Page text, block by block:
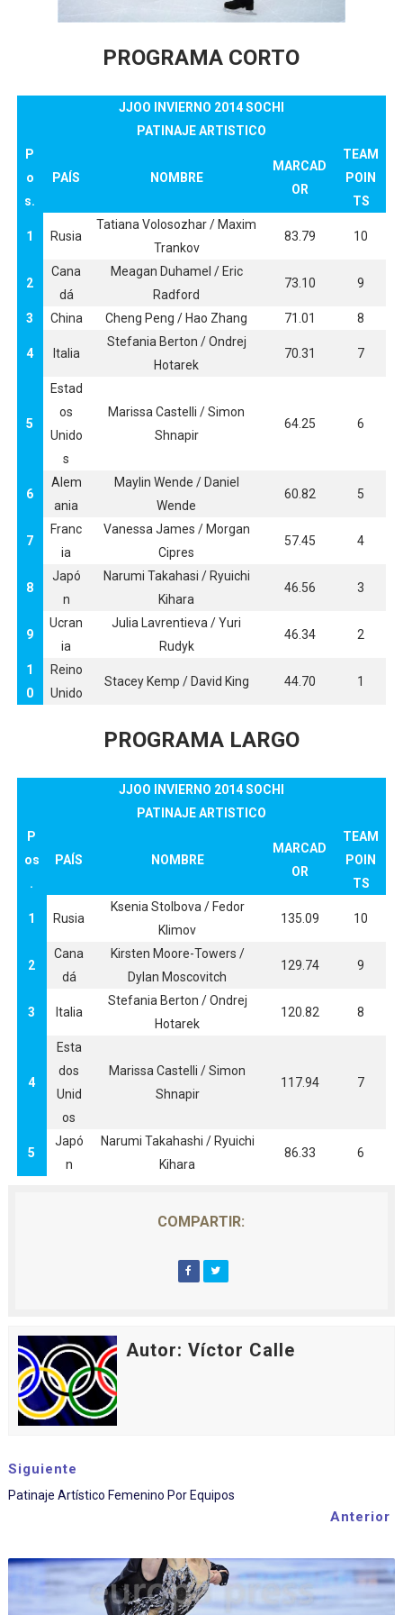
AEW - Adam Page con Brodido desbancan una
Tour de Francia femenino 2026 - Etapa 5
Women's Pro Baseball League 2026
Campeonato de Europa en aguas abiertas 2026
Campeonato de Europa de pentatlón moderno 2026
WWE NXT - Myles Borne y Tavion Heights ponen fin
PROGRAMA CORTO
JJOO INVIERNO 2014 SOCHI
PATINAJE ARTISTICO
P
o
s.
PAÍS NOMBRE
MARCAD
OR
TEAM
POIN
TS
1 Rusia
Tatiana Volosozhar / Maxim
Trankov
83.79 10
2
Cana
dá
Meagan Duhamel / Eric
Radford
73.10 9
3 China Cheng Peng / Hao Zhang 71.01 8
4 Italia
Stefania Berton / Ondrej
Hotarek
70.31 7
5
Estad
os
Unido
s
Marissa Castelli / Simon
Shnapir
64.25 6
6
Alem
ania
Maylin Wende / Daniel
Wende
60.82 5
7
Franc
ia
Vanessa James / Morgan
Cipres
57.45 4
8
Japó
n
Narumi Takahasi / Ryuichi
Kihara
46.56 3
9
Ucran
ia
Julia Lavrentieva / Yuri
Rudyk
46.34 2
1
0
Reino
Unido
Stacey Kemp / David King 44.70 1
PROGRAMA LARGO
JJOO INVIERNO 2014 SOCHI
PATINAJE ARTISTICO
P
os
.
PAÍS NOMBRE
MARCAD
OR
TEAM
POIN
TS
1 Rusia
Ksenia Stolbova / Fedor
Klimov
135.09 10
2
Cana
dá
Kirsten Moore-Towers /
Dylan Moscovitch
129.74 9
3 Italia
Stefania Berton / Ondrej
Hotarek
120.82 8
4
Esta
dos
Unid
os
Marissa Castelli / Simon
Shnapir
117.94 7
5
Japó
n
Narumi Takahashi / Ryuichi
Kihara
86.33 6
COMPARTIR:
Autor: Víctor Calle
Siguiente
Patinaje Artístico Femenino Por Equipos
Anterior